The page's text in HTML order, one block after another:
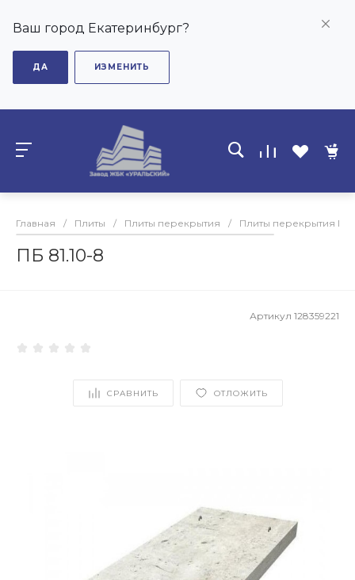
Ваш город Екатеринбург?
ДА ИЗМЕНИТЬ
Главная / Плиты / Плиты перекрытия / Плиты перекрытия ПБ
ПБ 81.10-8
Артикул 128359221
СРАВНИТЬ ОТЛОЖИТЬ